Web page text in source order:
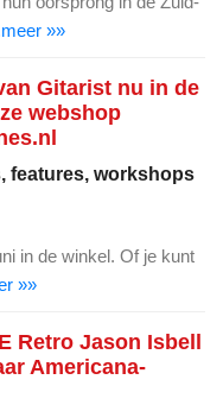
»»
Gitarist nu in de
webshop
features, workshops
in de winkel. Of je kunt
»»
Retro Jason Isbell
Americana-